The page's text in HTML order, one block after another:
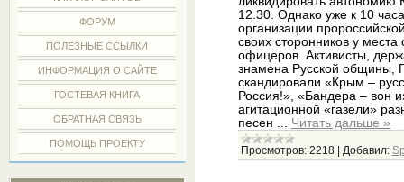
ФОРУМ
ПОЛЕЗНЫЕ ССЫЛКИ
ИНФОРМАЦИЯ О САЙТЕ
ГОСТЕВАЯ КНИГА
ОБРАТНАЯ СВЯЗЬ
ПОМОЩЬ ПРОЕКТУ
12.30. Однако уже к 10
организации
своих сторонников у
офицеров. Активисты,
знамена Русской общины,
скандировали «Крым –
Россия!», «Бандера – вон
агитационной «газели»
песен
Читать дальше »
Просмотров: 2218 | Добавил: